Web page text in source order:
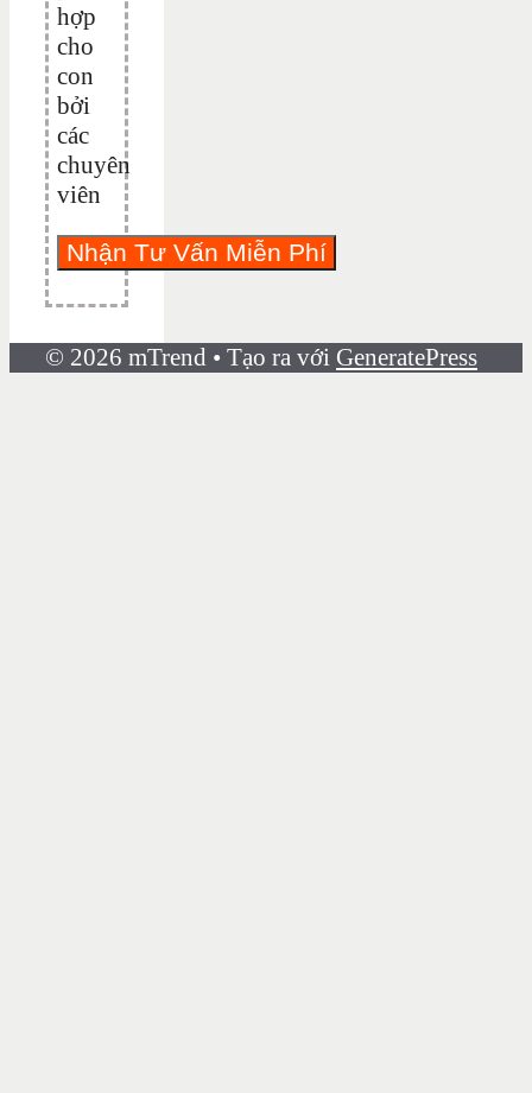
hợp
cho
con
bởi
các
chuyên
viên
© 2026 mTrend • Tạo ra với GeneratePress